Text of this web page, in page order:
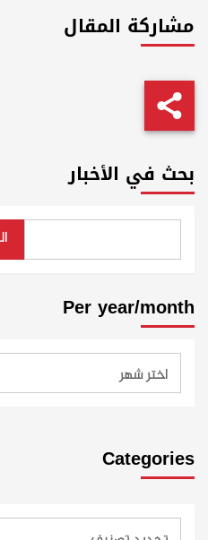
مشاركة المقال
بحث في الأخبار
Per year/month
Categories